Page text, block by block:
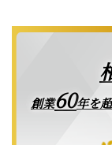
創業60年を